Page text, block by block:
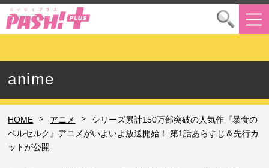
anime
HOME > アニメ >
シリーズ累計150万部突破の人気作『暴食の
ベルセルク』アニメがいよいよ放送開始！ 第1話あらすじ＆先行カ
ットが公開